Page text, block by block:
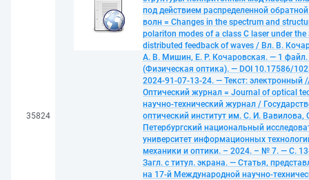
35824
под действием распределенной
волн = Changes in the spectrum and
polariton modes of a class C laser under
distributed feedback of waves / Вл. В.
А. В. Мишин, Е. Р. Кочаровская. — 1
(Физическая оптика). — DOI 10.17586/
2024-91-07-13-24. — Текст: электронный
Оптический журнал = Journal of optical
научно-технический журнал /
оптический институт им. С. И. Вавилова,
Петербургский национальный
университет информационных
механики и оптики. – 2024. – № 7. — С.
Загл. с титул. экрана. — Статья,
на 17-й Международной научно-